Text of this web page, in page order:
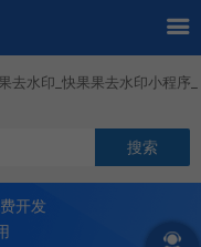
去水印_快果果去水印小程序_
开发